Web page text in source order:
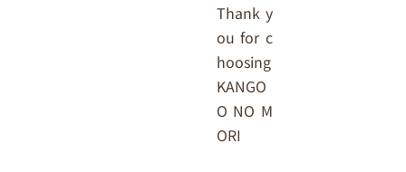
Thank y
ou for c
hoosing
KANGO
O NO M
ORI